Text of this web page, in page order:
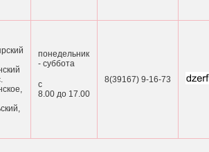
понедельник
- суббота
с
8.00 до 17.00
8(39167) 9-16-73